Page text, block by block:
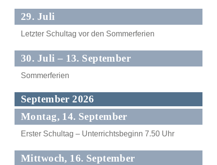
29. Juli
Letzter Schultag vor den Sommerferien
30. Juli – 13. September
Sommerferien
September 2026
Montag, 14. September
Erster Schultag – Unterrichtsbeginn 7.50 Uhr
Mittwoch, 16. September